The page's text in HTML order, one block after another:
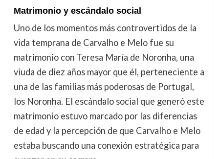
Matrimonio y escándalo social
Uno de los momentos más controvertidos de la
vida temprana de Carvalho e Melo fue su
matrimonio con Teresa María de Noronha, una
viuda de diez años mayor que él, perteneciente a
una de las familias más poderosas de Portugal,
los Noronha. El escándalo social que generó este
matrimonio estuvo marcado por las diferencias
de edad y la percepción de que Carvalho e Melo
estaba buscando una conexión estratégica para